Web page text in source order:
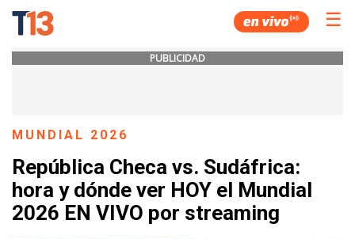
☰
PUBLICIDAD
MUNDIAL 2026
República Checa vs. Sudáfrica:
hora y dónde ver HOY el Mundial
2026 EN VIVO por streaming